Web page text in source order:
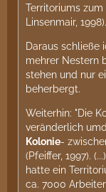
Territoriums
Linsenmair,
Daraus schließe
mehrer Nestern
stehen und nur
beherbergt.
Weiterhin: "Die
veränderlich
Kolonie-
(Pfeiffer, 1997).
hatte ein
ca. 7000